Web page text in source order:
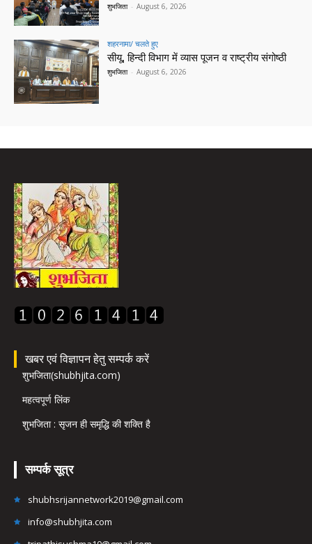
शुभजिता - August 6, 2026
शहरनामा/ चलते हुए
सीयू, हिन्दी विभाग में व्यास पूजन व राष्ट्रीय संगोष्ठी
शुभजिता - August 6, 2026
खबर एवं विज्ञापन हेतु सम्पर्क करें
शुभजिता(shubhjita.com)
महत्वपूर्ण लिंक
शुभजिता : सृजन ही समृद्धि की शक्ति है
सम्पर्क सूत्र
shubhsrijannetwork2019@gmail.com
info@shubhjita.com